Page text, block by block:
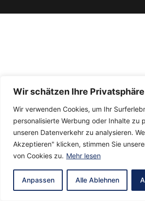
Wir schätzen Ihre Privatsphäre
Wir verwenden Cookies, um Ihr
personalisierte Werbung oder Inhalte zu
unseren Datenverkehr zu analysieren.
Akzeptieren" klicken, stimmen Sie
von Cookies zu. Mehr lesen
Anpassen Alle Ablehnen